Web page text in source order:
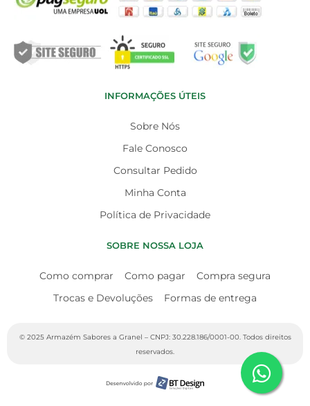
INFORMAÇÕES ÚTEIS
Sobre Nós
Fale Conosco
Consultar Pedido
Minha Conta
Política de Privacidade
SOBRE NOSSA LOJA
Como comprar Como pagar
Compra segura
Trocas e Devoluções
Formas de entrega
© 2025 Armazém Sabores a Granel – CNPJ: 30.228.186/0001-00. Todos direitos
reservados.